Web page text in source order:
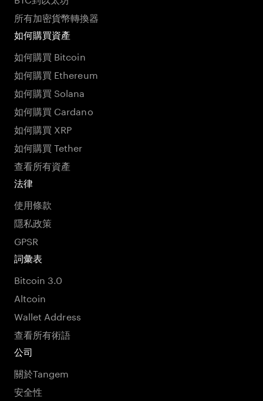
所有加密貨幣轉換器
如何購買資產
如何購買 Bitcoin
如何購買 Ethereum
如何購買 Solana
如何購買 Cardano
如何購買 XRP
如何購買 Tether
查看所有資產
法律
使用條款
隱私政策
GPSR
詞彙表
Bitcoin 3.0
Altcoin
Wallet Address
查看所有術語
公司
關於Tangem
安全性